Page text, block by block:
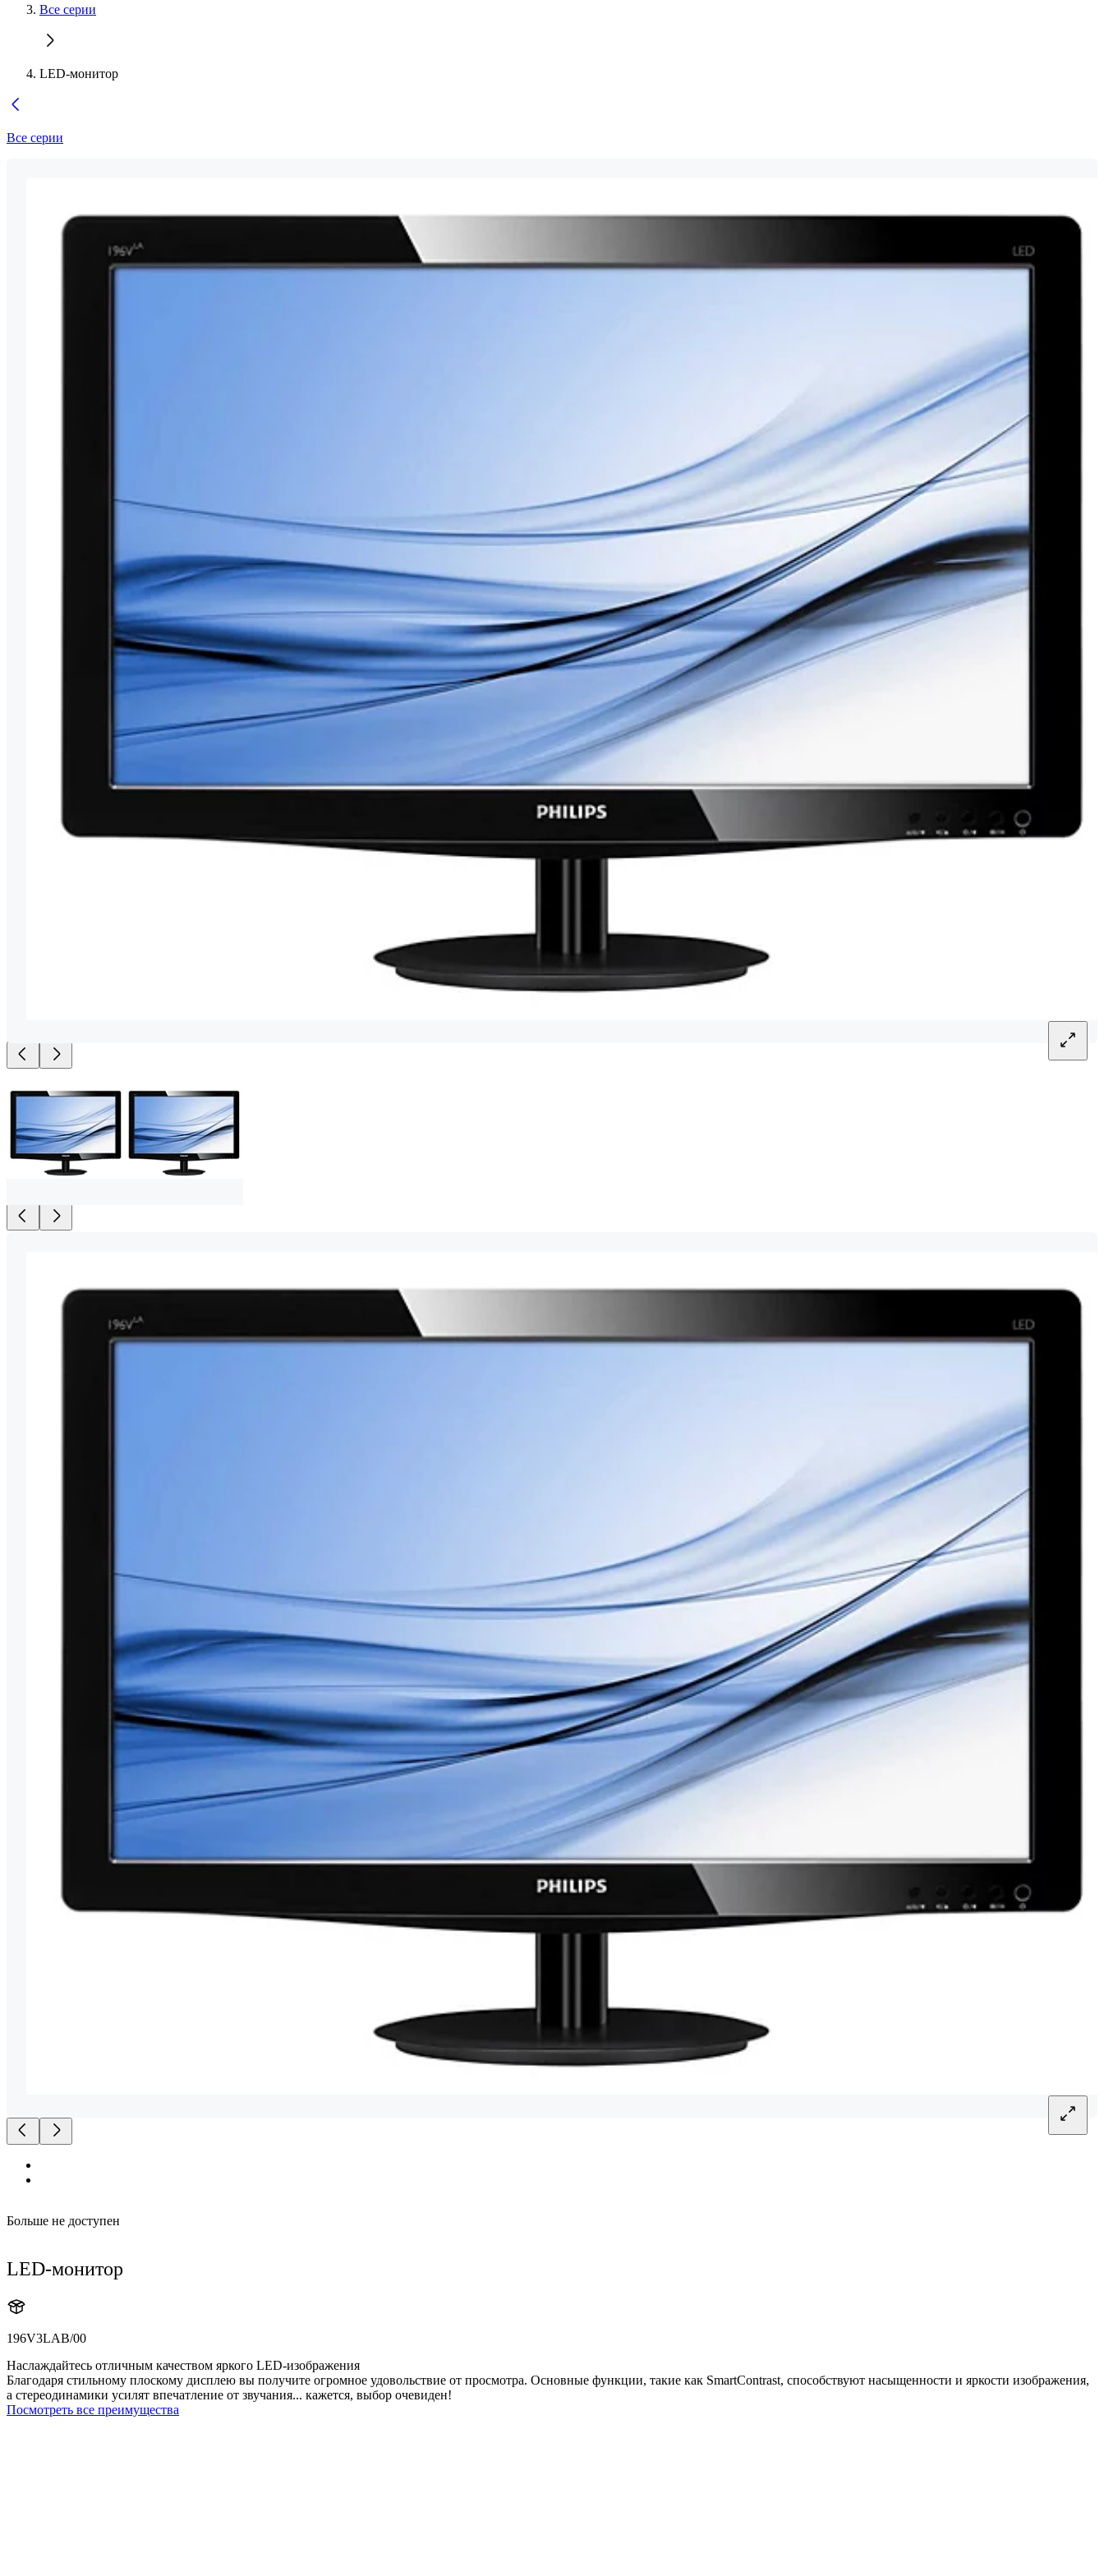
Все серии
LED-монитор
Все серии
Больше не доступен
LED-монитор
196V3LAB/00
Наслаждайтесь отличным качеством яркого LED-изображения
Благодаря стильному плоскому дисплею вы получите огромное удовольствие от просмотра. Основные функции, такие как SmartContrast, способствуют насыщенности и яркости изображения,
а стереодинамики усилят впечатление от звучания... кажется, выбор очевиден!
Посмотреть все преимущества